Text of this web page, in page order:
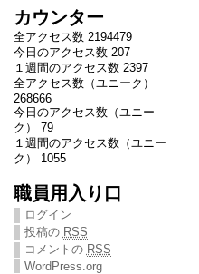
カウンター
全アクセス数 2194479
今日のアクセス数 207
１週間のアクセス数 2397
全アクセス数（ユニーク）
268666
今日のアクセス数（ユニー
ク） 79
１週間のアクセス数（ユニー
ク） 1055
職員用入り口
ログイン
投稿の RSS
コメントの RSS
WordPress.org